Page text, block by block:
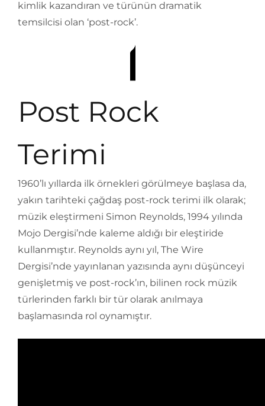
kimlik kazandıran ve türünün dramatik
temsilcisi olan ‘post-rock’.
Post Rock
Terimi
1960’lı yıllarda ilk örnekleri görülmeye başlasa da,
yakın tarihteki çağdaş post-rock terimi ilk olarak;
müzik eleştirmeni Simon Reynolds, 1994 yılında
Mojo Dergisi’nde kaleme aldığı bir eleştiride
kullanmıştır. Reynolds aynı yıl, The Wire
Dergisi’nde yayınlanan yazısında aynı düşünceyi
genişletmiş ve post-rock’ın, bilinen rock müzik
türlerinden farklı bir tür olarak anılmaya
başlamasında rol oynamıştır.